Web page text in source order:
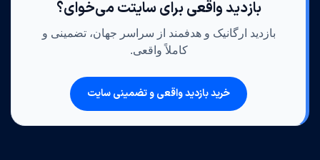
بازدید واقعی برای سایتت می‌خوای؟
بازدید ارگانیک و هدفمند از سراسر جهان، تضمینی و
کاملاً واقعی.
خرید بازدید واقعی و تضمینی سایت